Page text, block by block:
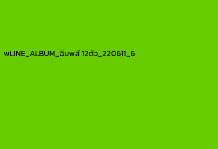
wLINE_ALBUM_ฉิมพลี 12ตัว_220611_6